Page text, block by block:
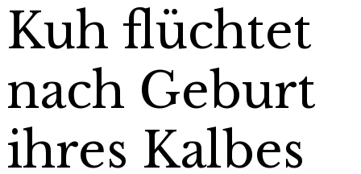
Kuh flüchtet
nach Geburt
ihres Kalbes